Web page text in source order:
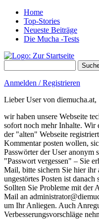
Home
Top-Stories
Neueste Beiträge
Die Mucha -Tests
Anmelden / Registrieren
Lieber User von diemucha.at,
wir haben unsere Webseite
sofort noch mehr Inhalte. Wir
der "alten" Webseite
Kommentar posten wollen,
Passwörter der User anonym
"Passwort vergessen" – Sie
Mail, bitte sichern Sie hier ihr
ungestörtes Posten ist
Sollten Sie Probleme mit der
Mail an
um Ihr Anliegen. Auch
Verbesserungsvorschläge